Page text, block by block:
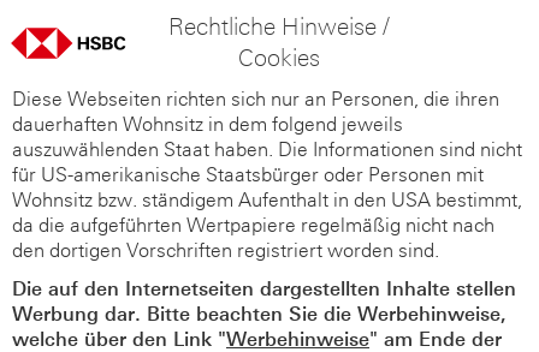
Rechtliche Hinweise /
Cookies
Diese Webseiten richten sich nur an Personen, die ihren
dauerhaften Wohnsitz in dem folgend jeweils
auszuwählenden Staat haben. Die Informationen sind nicht
für US-amerikanische Staatsbürger oder Personen mit
Wohnsitz bzw. ständigem Aufenthalt in den USA bestimmt,
da die aufgeführten Wertpapiere regelmäßig nicht nach
den dortigen Vorschriften registriert worden sind.
Die auf den Internetseiten dargestellten Inhalte stellen
Werbung dar. Bitte beachten Sie die Werbehinweise,
welche über den Link "Werbehinweise" am Ende der